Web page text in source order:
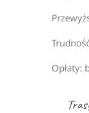
Opłaty: